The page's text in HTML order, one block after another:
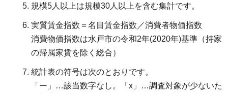
規模5人以上は規模30人以上を含む集計です。
実質賃金指数＝名目賃金指数／消費者物価指数
消費物価指数は水戸市の令和2年(2020年)基準（持家
の帰属家賃を除く総合）
統計表の符号は次のとおりです。
「ー」…該当数字なし。「x」…調査対象が少ないた